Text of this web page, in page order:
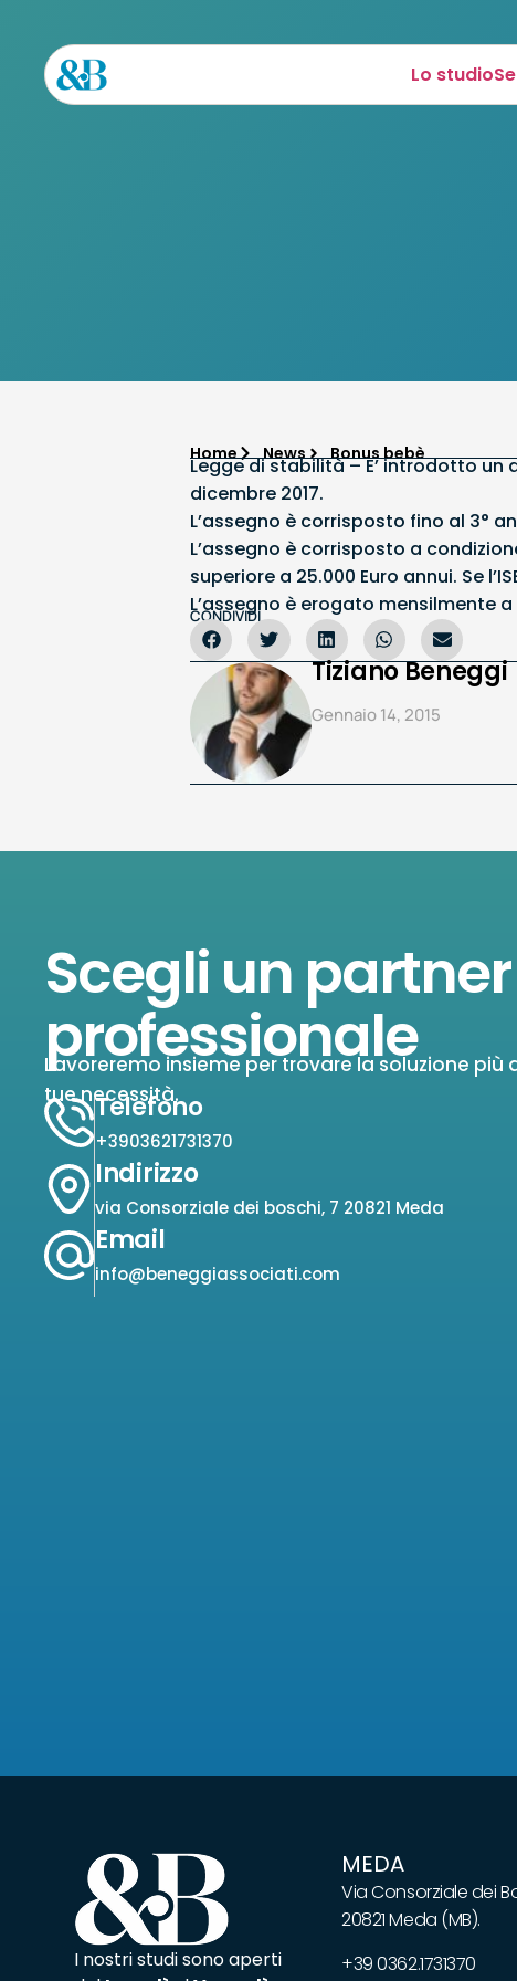
Lo studio
Home News Bonus bebè
Legge di stabilità – E’ introdotto un
dicembre 2017.
L’assegno è corrisposto fino al 3°
L’assegno è corrisposto a
superiore a 25.000 Euro annui. Se
L’assegno è erogato mensilmente
CONDIVIDI
Tiziano Beneggi
Gennaio 14, 2015
Scegli un partner
professionale
Lavoreremo insieme per trovare la soluzione più
tue necessità.
Telefono
+3903621731370
Indirizzo
via Consorziale dei boschi, 7 20821 Meda
Email
info@beneggiassociati.com
I nostri studi sono aperti
MEDA
Via Consorziale dei
20821 Meda (MB).
+39 0362.1731370